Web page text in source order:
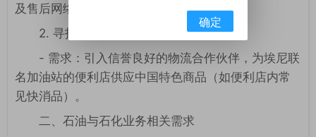
及售后网络供应。
2. 寻找优质物流运营商
- 需求：引入信誉良好的物流合作伙伴，为埃尼联
名加油站的便利店供应中国特色商品（如便利店内常
见快消品）。
二、石油与石化业务相关需求
确定